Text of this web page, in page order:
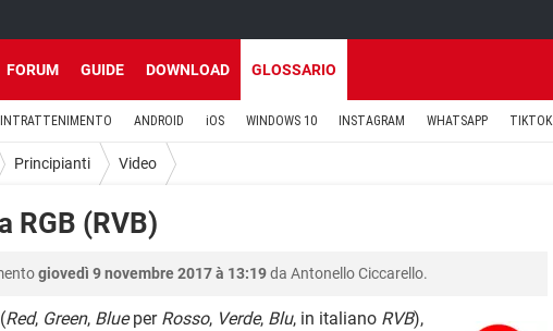
FORUM GUIDE DOWNLOAD GLOSSARIO
INTRATTENIMENTO ANDROID iOS WINDOWS 10 INSTAGRAM WHATSAPP TIKTOK
Principianti Video
RGB (RVB)
giovedì 9 novembre 2017 à 13:19da Antonello Ciccarello.
Red, Green, Blueper Rosso, Verde, Blu, in italiano RVB),